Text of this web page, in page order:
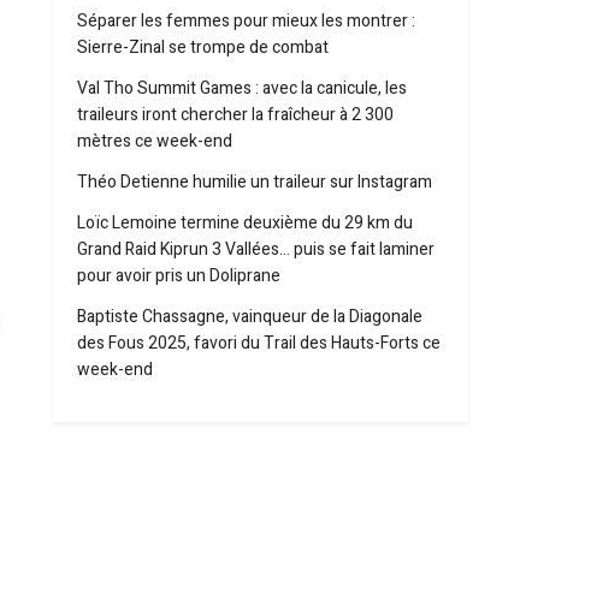
Séparer les femmes pour mieux les montrer :
Sierre-Zinal se trompe de combat
Val Tho Summit Games : avec la canicule, les
traileurs iront chercher la fraîcheur à 2 300
mètres ce week-end
Théo Detienne humilie un traileur sur Instagram
Loïc Lemoine termine deuxième du 29 km du
Grand Raid Kiprun 3 Vallées… puis se fait laminer
pour avoir pris un Doliprane
Baptiste Chassagne, vainqueur de la Diagonale
des Fous 2025, favori du Trail des Hauts-Forts ce
week-end